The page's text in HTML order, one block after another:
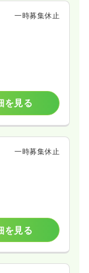
一時募集休止
を見る
一時募集休止
を見る